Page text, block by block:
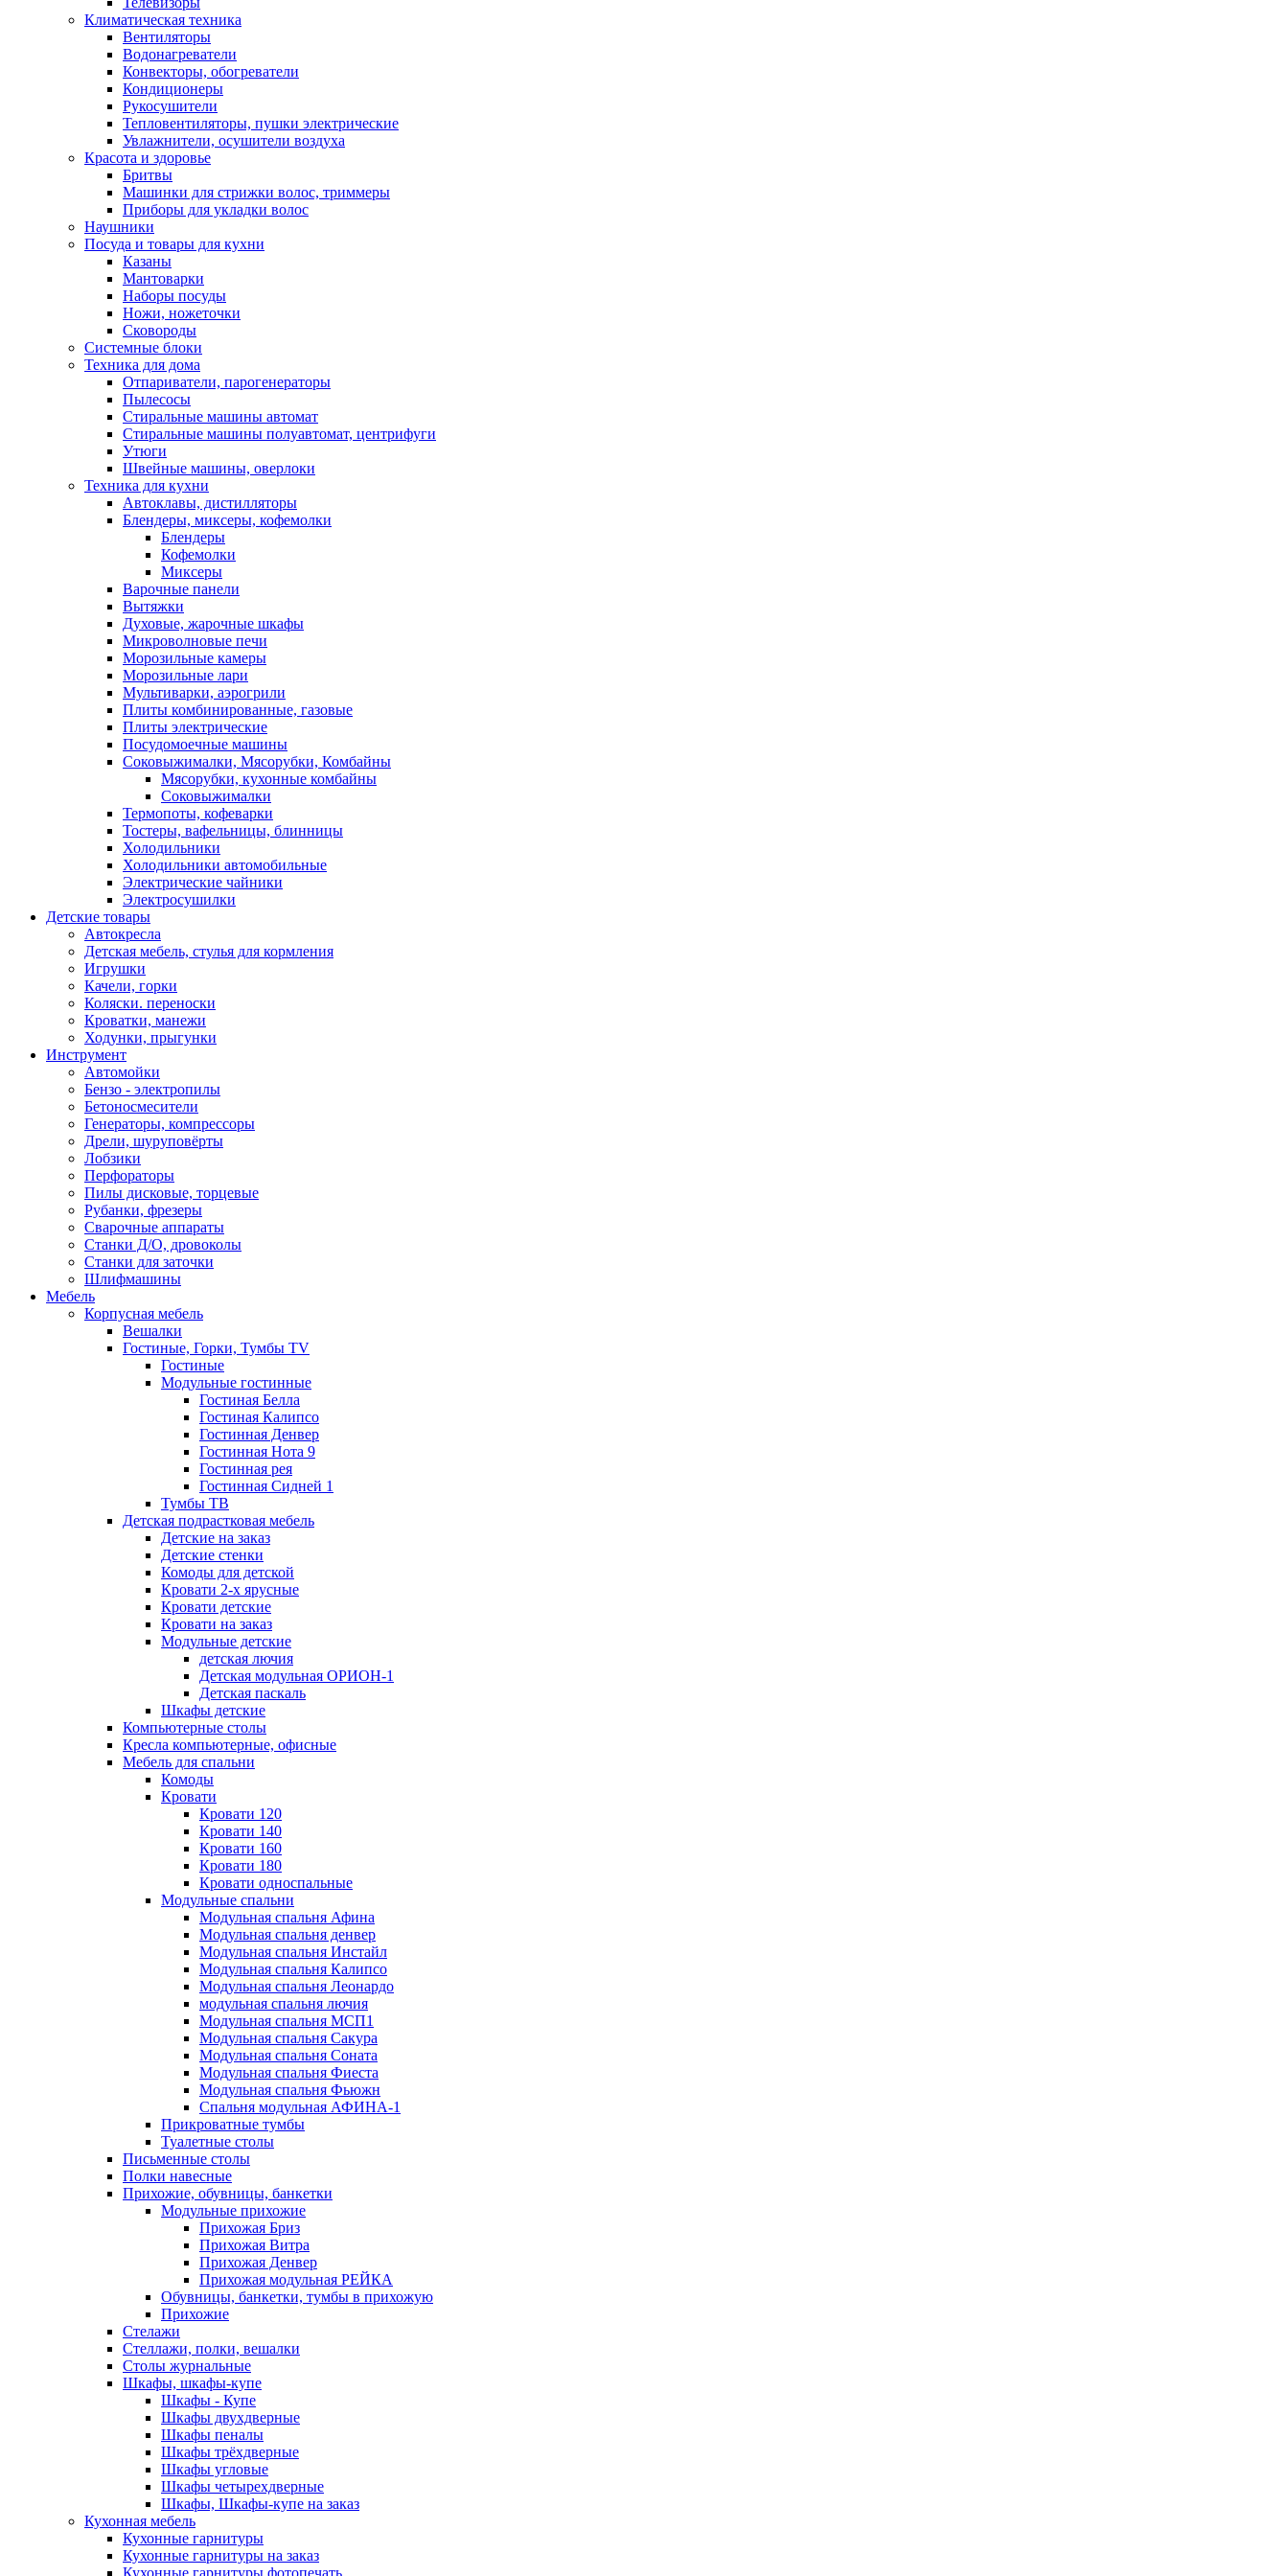
Климатическая техника
Вентиляторы
Водонагреватели
Конвекторы, обогреватели
Кондиционеры
Рукосушители
Тепловентиляторы, пушки электрические
Увлажнители, осушители воздуха
Красота и здоровье
Бритвы
Машинки для стрижки волос, триммеры
Приборы для укладки волос
Наушники
Посуда и товары для кухни
Казаны
Мантоварки
Наборы посуды
Ножи, ножеточки
Сковороды
Системные блоки
Техника для дома
Отпариватели, парогенераторы
Пылесосы
Стиральные машины автомат
Стиральные машины полуавтомат, центрифуги
Утюги
Швейные машины, оверлоки
Техника для кухни
Автоклавы, дистилляторы
Блендеры, миксеры, кофемолки
Блендеры
Кофемолки
Миксеры
Варочные панели
Вытяжки
Духовые, жарочные шкафы
Микроволновые печи
Морозильные камеры
Морозильные лари
Мультиварки, аэрогрили
Плиты комбинированные, газовые
Плиты электрические
Посудомоечные машины
Соковыжималки, Мясорубки, Комбайны
Мясорубки, кухонные комбайны
Соковыжималки
Термопоты, кофеварки
Тостеры, вафельницы, блинницы
Холодильники
Холодильники автомобильные
Электрические чайники
Электросушилки
Детские товары
Автокресла
Детская мебель, стулья для кормления
Игрушки
Качели, горки
Коляски. переноски
Кроватки, манежи
Ходунки, прыгунки
Инструмент
Автомойки
Бензо - электропилы
Бетоносмесители
Генераторы, компрессоры
Дрели, шуруповёрты
Лобзики
Перфораторы
Пилы дисковые, торцевые
Рубанки, фрезеры
Сварочные аппараты
Станки Д/О, дровоколы
Станки для заточки
Шлифмашины
Мебель
Корпусная мебель
Вешалки
Гостиные, Горки, Тумбы TV
Гостиные
Модульные гостинные
Гостиная Белла
Гостиная Калипсо
Гостинная Денвер
Гостинная Нота 9
Гостинная рея
Гостинная Сидней 1
Тумбы ТВ
Детская подрастковая мебель
Детские на заказ
Детские стенки
Комоды для детской
Кровати 2-х ярусные
Кровати детские
Кровати на заказ
Модульные детские
детская лючия
Детская модульная ОРИОН-1
Детская паскаль
Шкафы детские
Компьютерные столы
Кресла компьютерные, офисные
Мебель для спальни
Комоды
Кровати
Кровати 120
Кровати 140
Кровати 160
Кровати 180
Кровати односпальные
Модульные спальни
Модульная спальня Афина
Модульная спальня денвер
Модульная спальня Инстайл
Модульная спальня Калипсо
Модульная спальня Леонардо
модульная спальня лючия
Модульная спальня МСП1
Модульная спальня Сакура
Модульная спальня Соната
Модульная спальня Фиеста
Модульная спальня Фьюжн
Спальня модульная АФИНА-1
Прикроватные тумбы
Туалетные столы
Письменные столы
Полки навесные
Прихожие, обувницы, банкетки
Модульные прихожие
Прихожая Бриз
Прихожая Витра
Прихожая Денвер
Прихожая модульная РЕЙКА
Обувницы, банкетки, тумбы в прихожую
Прихожие
Стелажи
Стеллажи, полки, вешалки
Столы журнальные
Шкафы, шкафы-купе
Шкафы - Купе
Шкафы двухдверные
Шкафы пеналы
Шкафы трёхдверные
Шкафы угловые
Шкафы четырехдверные
Шкафы, Шкафы-купе на заказ
Кухонная мебель
Кухонные гарнитуры
Кухонные гарнитуры на заказ